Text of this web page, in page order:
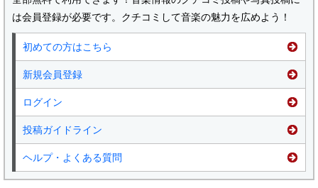
は会員登録が必要です。クチコミして音楽の魅力を広めよう！
初めての方はこちら
新規会員登録
ログイン
投稿ガイドライン
ヘルプ・よくある質問